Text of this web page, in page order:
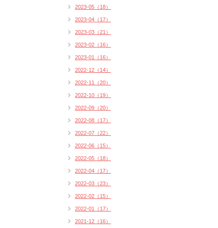
2023-05（18）
2023-04（17）
2023-03（21）
2023-02（16）
2023-01（16）
2022-12（14）
2022-11（20）
2022-10（19）
2022-09（20）
2022-08（17）
2022-07（22）
2022-06（15）
2022-05（18）
2022-04（17）
2022-03（23）
2022-02（15）
2022-01（17）
2021-12（16）